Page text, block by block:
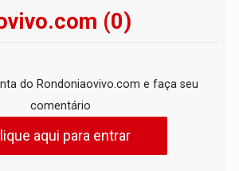
(0)
do Rondoniaovivo.com e faça seu
comentário
aqui para entrar